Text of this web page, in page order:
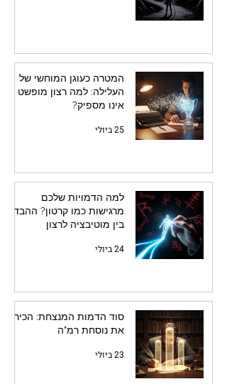
המטרה כעוגן המוחשי של
העלילה: למה רצון מופשט
אינו מספיק?
25 ביולי
למה הדמויות שלכם
מרגישות כמו קרטון? ההבדל
בין מוטיבציה לרצון
24 ביולי
סוד הדמות המנצחת: הכירו
את נוסחת רמ"ה
23 ביולי